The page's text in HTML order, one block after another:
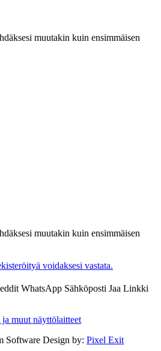
muutakin kuin ensimmäisen
muutakin kuin ensimmäisen
voidaksesi vastata.
WhatsApp Sähköposti Jaa Linkki
muut näyttölaitteet
Software Design by: Pixel Exit